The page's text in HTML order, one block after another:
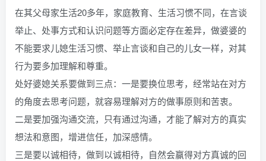
在其父母家生活20多年，家庭教育、生活习惯不同，在言谈
举止、处事方式和认识问题等方面必定存在差异，做婆婆的
不能要求儿媳生活习惯、举止言谈和自己的儿女一样，对其
行为要多加理解和尊重。
处好婆媳关系要做到三点：一是要换位思考，经常站在对方
的角度去思考问题，就容易理解对方的做事原则和苦衷。
二是要加强沟通交流，只有通过沟通，才能了解对方的真实
想法和意图，增进信任，加深感情。
三是要以诚相待，做到以诚相待，自然会赢得对方真诚的回